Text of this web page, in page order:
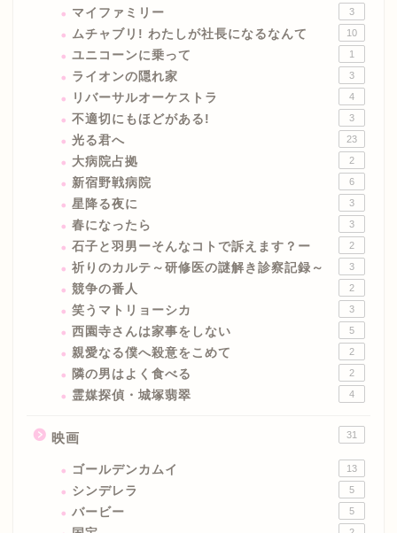
マイファミリー 3
ムチャブリ! わたしが社長になるなんて 10
ユニコーンに乗って 1
ライオンの隠れ家 3
リバーサルオーケストラ 4
不適切にもほどがある! 3
光る君へ 23
大病院占拠 2
新宿野戦病院 6
星降る夜に 3
春になったら 3
石子と羽男ーそんなコトで訴えます？ー 2
祈りのカルテ～研修医の謎解き診察記録～ 3
競争の番人 2
笑うマトリョーシカ 3
西園寺さんは家事をしない 5
親愛なる僕へ殺意をこめて 2
隣の男はよく食べる 2
霊媒探偵・城塚翡翠 4
映画 31
ゴールデンカムイ 13
シンデレラ 5
バービー 5